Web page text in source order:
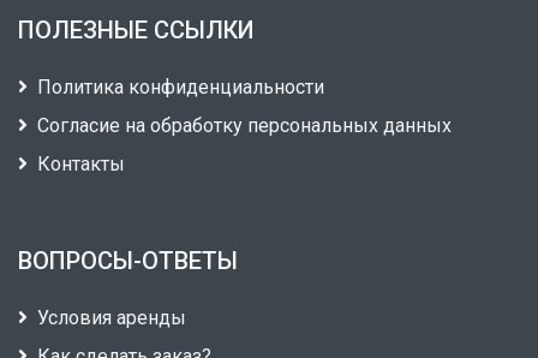
ПОЛЕЗНЫЕ ССЫЛКИ
Политика конфиденциальности
Согласие на обработку персональных данных
Контакты
ВОПРОСЫ-ОТВЕТЫ
Условия аренды